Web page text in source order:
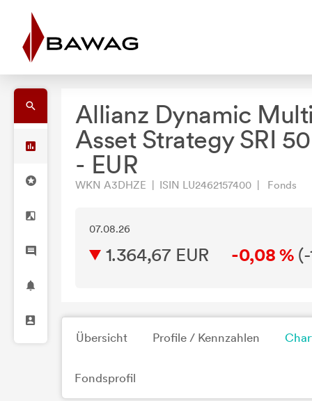
Allianz Dynamic
Asset Strategy SRI
- EUR
WKN A3DHZE | ISIN LU2462157400 | Fonds
07.08.26
1.364,67 EUR -0,08 % (-
Übersicht Profile / Kennzahlen
Fondsprofil